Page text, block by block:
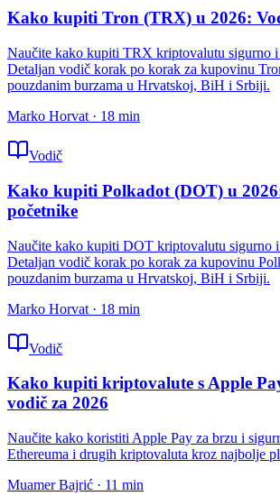
Kako kupiti Tron (TRX) u 2026:
Naučite kako kupiti TRX kriptovalutu sigurno i
Detaljan vodič korak po korak za kupovinu
pouzdanim burzama u Hrvatskoj, BiH i Srbiji.
Marko Horvat · 18 min
Vodič
Kako kupiti Polkadot (DOT) u
početnike
Naučite kako kupiti DOT kriptovalutu sigurno i
Detaljan vodič korak po korak za kupovinu
pouzdanim burzama u Hrvatskoj, BiH i Srbiji.
Marko Horvat · 18 min
Vodič
Kako kupiti kriptovalute s Apple
vodič za 2026
Naučite kako koristiti Apple Pay za brzu i
Ethereuma i drugih kriptovaluta kroz najbolje
Muamer Bajrić · 11 min